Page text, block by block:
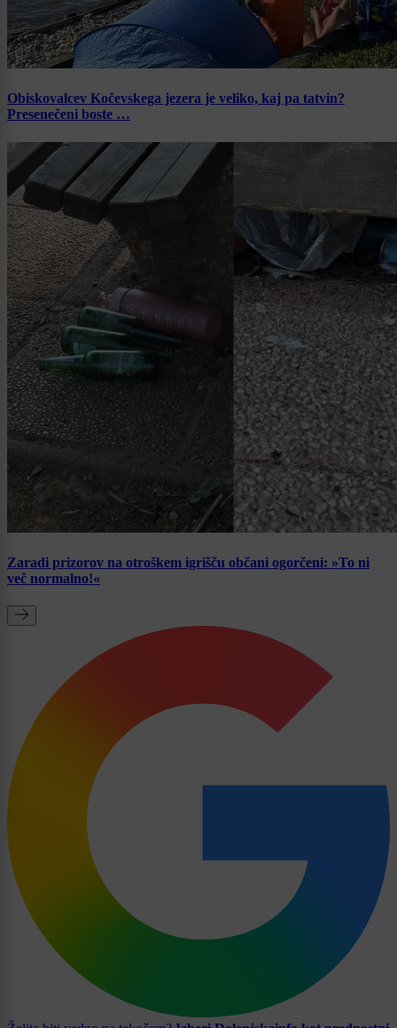
Obiskovalcev Kočevskega jezera je veliko, kaj pa tatvin?
Presenečeni boste …
Zaradi prizorov na otroškem igrišču občani ogorčeni: »To ni
več normalno!«